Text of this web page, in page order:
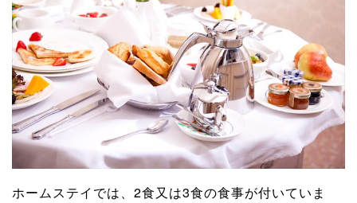
ホームステイでは、2食又は3食の食事が付いていま